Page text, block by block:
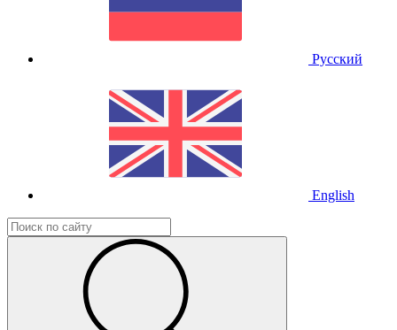
Русский
English